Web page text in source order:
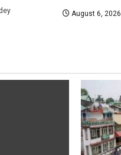
August 6, 2026